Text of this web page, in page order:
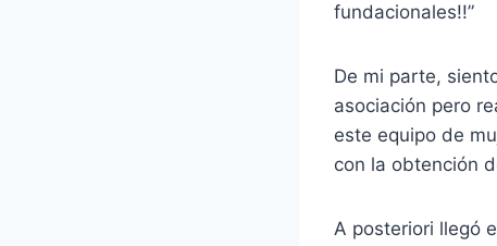
fundacionales!!”
De mi parte,
asociación pero
este equipo de
con la obtención
A posteriori llegó